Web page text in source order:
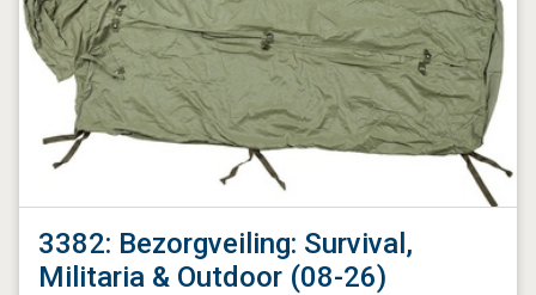
3382: Bezorgveiling: Survival,
Militaria & Outdoor (08-26)